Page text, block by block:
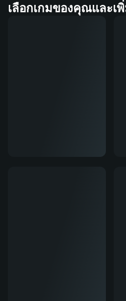
เลือกเกมของคุณและเ